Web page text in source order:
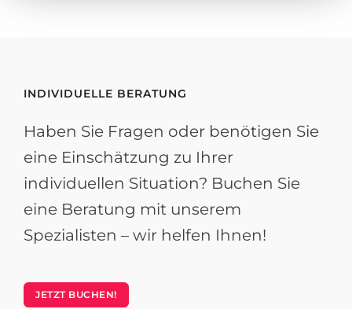
INDIVIDUELLE BERATUNG
Haben Sie Fragen oder benötigen Sie
eine Einschätzung zu Ihrer
individuellen Situation? Buchen Sie
eine Beratung mit unserem
Spezialisten – wir helfen Ihnen!
JETZT BUCHEN!